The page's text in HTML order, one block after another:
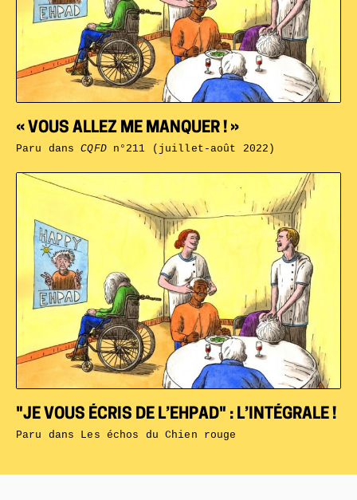
"JE VOUS ÉCRIS DE L’EHPAD" : L’INTÉGRALE !
Paru dans Les échos du Chien rouge
« VOUS ALLEZ ME MANQUER ! »
Paru dansCQFDn°211 (juillet-août 2022)